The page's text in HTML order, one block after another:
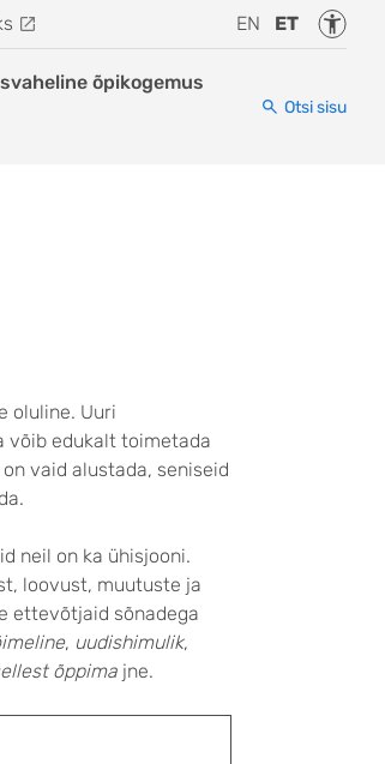
EN ET
õpikogemus
Otsi sisu
oluline. Uuri
võib edukalt toimetada
vaid alustada, seniseid
neil on ka ühisjooni.
loovust, muutuste ja
ettevõtjaid sõnadega
, uudishimulik,
õppima jne.